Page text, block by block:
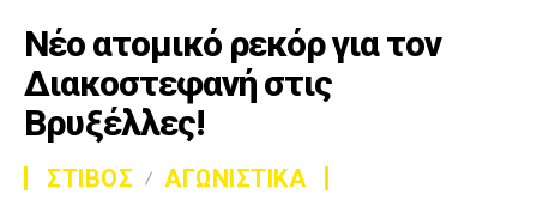
Νέο ατομικό ρεκόρ για τον
Διακοστεφανή στις
Βρυξέλλες!
ΣΤΙΒΟΣ ΑΓΩΝΙΣΤΙΚΑ